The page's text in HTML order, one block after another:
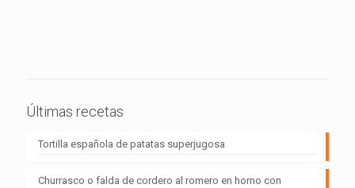
Últimas recetas
Tortilla española de patatas superjugosa
Churrasco o falda de cordero al romero en horno con